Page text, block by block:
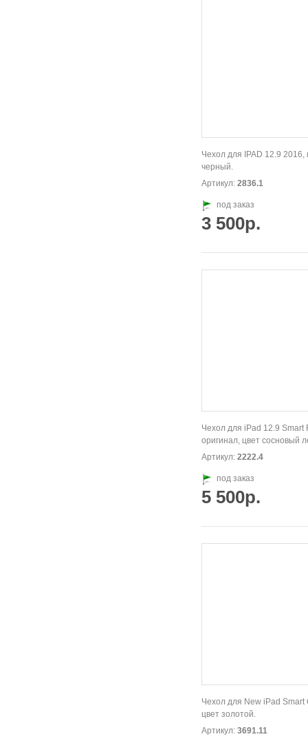
Чехол для IPAD 12.9 2016,
черный.
Артикул: 2836.1
под заказ
3 500р.
Чехол для iPad 12.9 Smart
оригинал, цвет сосновый
Артикул: 2222.4
под заказ
5 500р.
Чехол для New iPad Smart
цвет золотой.
Артикул: 3691.11